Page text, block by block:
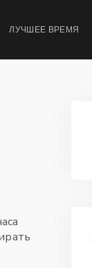
ЛУЧШЕЕ ВРЕМЯ